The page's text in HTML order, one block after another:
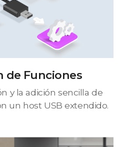
de Funciones
y la adición sencilla de
un host USB extendido.